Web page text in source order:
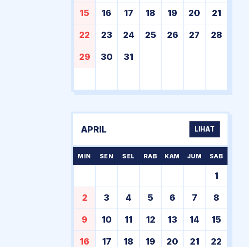
15 16 17 18 19 20 21
22 23 24 25 26 27 28
29 30 31
APRIL LIHAT
MIN SEN SEL RAB KAM JUM SAB
1
2 3 4 5 6 7 8
9 10 11 12 13 14 15
16 17 18 19 20 21 22